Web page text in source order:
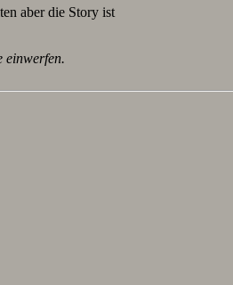
aber die Story ist
einwerfen.